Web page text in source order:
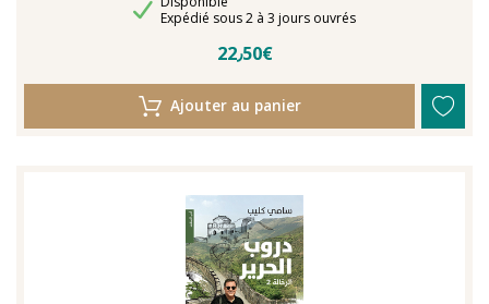
Délais de livraison
Expédié sous 2 à 3 jours ouvrés
22٫50€
Ajouter au panier